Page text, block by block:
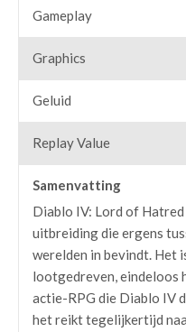
Gameplay
Graphics
Geluid
Replay Value
Samenvatting
Diablo IV: Lord of Hatred
uitbreiding die ergens
werelden in bevindt. Het
lootgedreven, eindeloos
actie-RPG die Diablo IV
het reikt tegelijkertijd